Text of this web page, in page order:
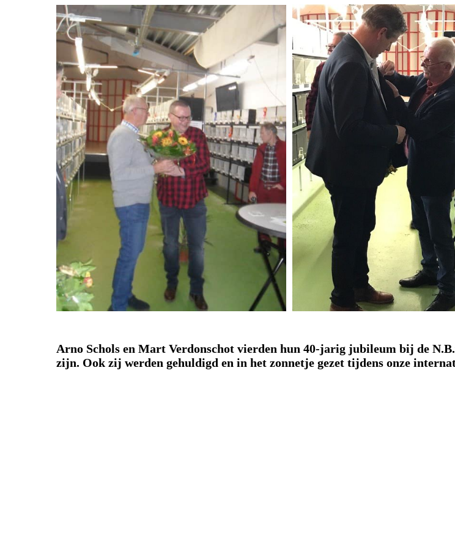
Arno Schols en Mart Verdonschot vierden hun 40-jarig jubileum bij de
zijn. Ook zij werden gehuldigd en in het zonnetje gezet tijdens onze